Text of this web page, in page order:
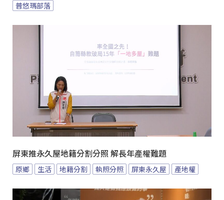
普悠瑪部落
屏東推永久屋地籍分割分照 解長年產權難題
原鄉 生活 地籍分割 執照分照 屏東永久屋 產地權